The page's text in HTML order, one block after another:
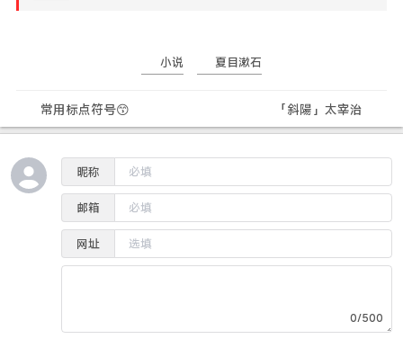
小说 夏目漱石
常用标点符号😙 「斜陽」太宰治
昵称
邮箱
网址
0/500